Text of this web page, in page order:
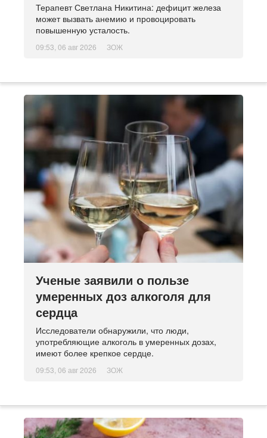
Терапевт Светлана Никитина: дефицит железа
может вызвать анемию и провоцировать
повышенную усталость.
09:53, 06 авг 2026 ЗОЖ
Ученые заявили о пользе
умеренных доз алкоголя для
сердца
Исследователи обнаружили, что люди,
употребляющие алкоголь в умеренных дозах,
имеют более крепкое сердце.
09:53, 06 авг 2026 ЗОЖ